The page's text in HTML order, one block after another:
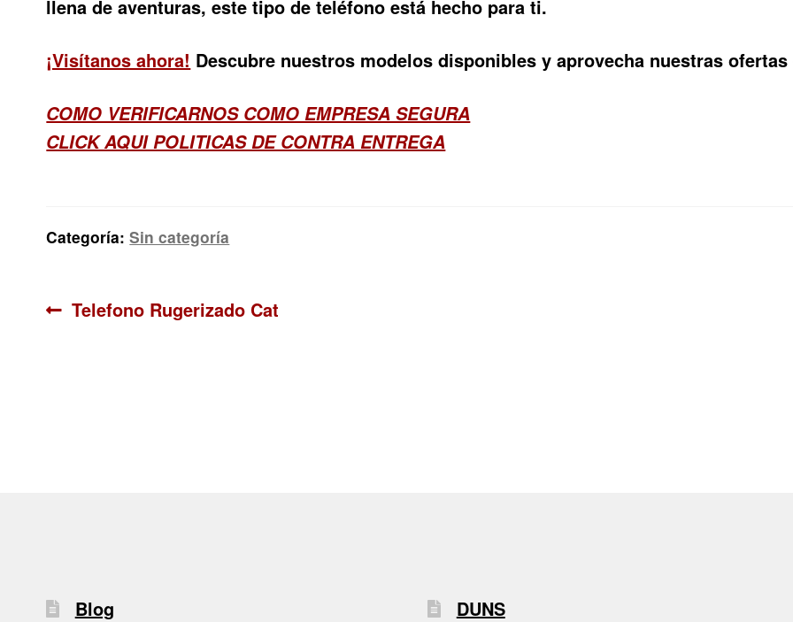
llena de aventuras, este tipo de teléfono está hecho para ti.
¡Visítanos ahora! Descubre nuestros modelos disponibles y aprovecha nuestras
COMO VERIFICARNOS COMO EMPRESA SEGURA
CLICK AQUI POLITICAS DE CONTRA ENTREGA
Categoría:Sin categoría
Navegación
Anterior:
Telefono Rugerizado Cat
Blog
DUNS